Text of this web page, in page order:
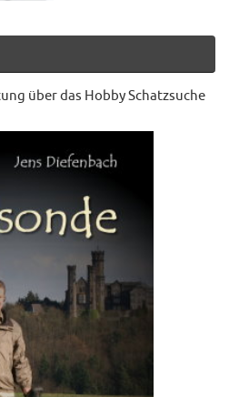
über das Hobby Schatzsuche